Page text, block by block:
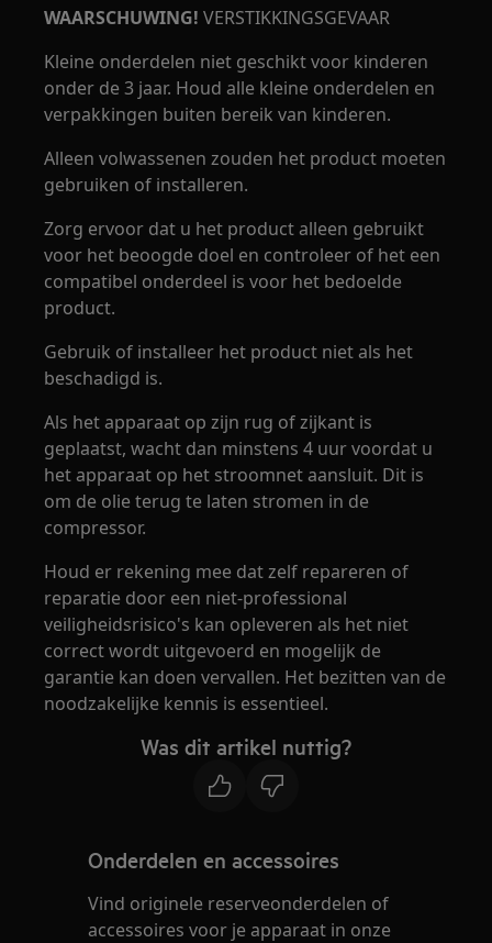
WAARSCHUWING! VERSTIKKINGSGEVAAR
Kleine onderdelen niet geschikt voor kinderen
onder de 3 jaar. Houd alle kleine onderdelen en
verpakkingen buiten bereik van kinderen.
Alleen volwassenen zouden het product moeten
gebruiken of installeren.
Zorg ervoor dat u het product alleen gebruikt
voor het beoogde doel en controleer of het een
compatibel onderdeel is voor het bedoelde
product.
Gebruik of installeer het product niet als het
beschadigd is.
Als het apparaat op zijn rug of zijkant is
geplaatst, wacht dan minstens 4 uur voordat u
het apparaat op het stroomnet aansluit. Dit is
om de olie terug te laten stromen in de
compressor.
Houd er rekening mee dat zelf repareren of
reparatie door een niet-professional
veiligheidsrisico's kan opleveren als het niet
correct wordt uitgevoerd en mogelijk de
garantie kan doen vervallen. Het bezitten van de
noodzakelijke kennis is essentieel.
Was dit artikel nuttig?
Onderdelen en accessoires
Vind originele reserveonderdelen of
accessoires voor je apparaat in onze